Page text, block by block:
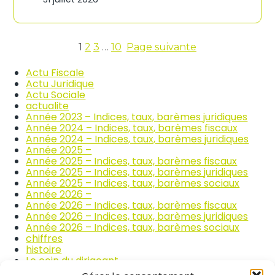
c
m
e
l
a
r
p
a
r
t
i
o
u
n
i
e
r
i
x
d
e
s
p
r
o
d
u
i
s
1 2 3 … 10 Page suivante
Actu Fiscale
Actu Juridique
Actu Sociale
actualite
Année 2023 – Indices, taux, barèmes juridiques
Année 2024 – Indices, taux, barèmes fiscaux
Année 2024 – Indices, taux, barèmes juridiques
Année 2025 –
Année 2025 – Indices, taux, barèmes fiscaux
Année 2025 – Indices, taux, barèmes juridiques
Année 2025 – Indices, taux, barèmes sociaux
Année 2026 –
Année 2026 – Indices, taux, barèmes fiscaux
Année 2026 – Indices, taux, barèmes juridiques
Année 2026 – Indices, taux, barèmes sociaux
chiffres
histoire
Le coin du dirigeant